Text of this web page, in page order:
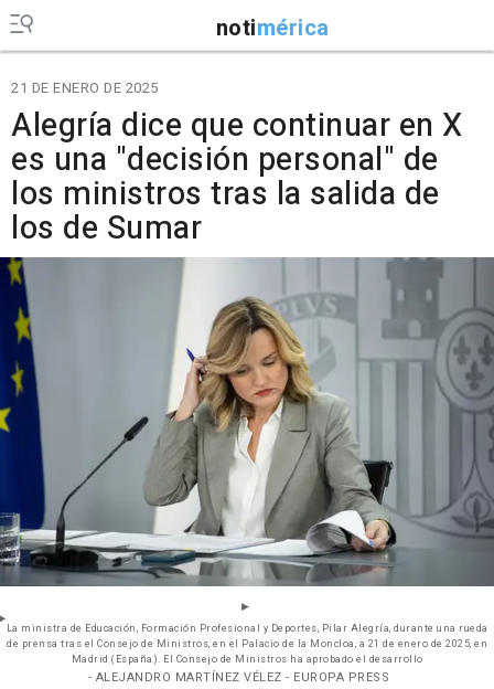
notimérica
21 DE ENERO DE 2025
Alegría dice que continuar en X
es una "decisión personal" de
los ministros tras la salida de
los de Sumar
La ministra de Educación, Formación Profesional y Deportes, Pilar Alegría, durante una rueda
de prensa tras el Consejo de Ministros, en el Palacio de la Moncloa, a 21 de enero de 2025, en
Madrid (España). El Consejo de Ministros ha aprobado el desarrollo
- ALEJANDRO MARTÍNEZ VÉLEZ - EUROPA PRESS